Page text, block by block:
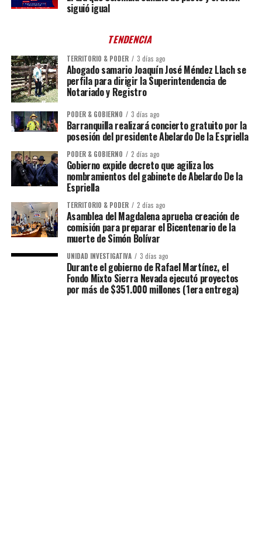
siguió igual
TENDENCIA
TERRITORIO & PODER 3 días ago
Abogado samario Joaquín José Méndez Llach se
perfila para dirigir la Superintendencia de
Notariado y Registro
PODER & GOBIERNO 3 días ago
Barranquilla realizará concierto gratuito por la
posesión del presidente Abelardo De la Espriella
PODER & GOBIERNO 2 días ago
Gobierno expide decreto que agiliza los
nombramientos del gabinete de Abelardo De la
Espriella
TERRITORIO & PODER 2 días ago
Asamblea del Magdalena aprueba creación de
comisión para preparar el Bicentenario de la
muerte de Simón Bolívar
UNIDAD INVESTIGATIVA 3 días ago
Durante el gobierno de Rafael Martínez, el
Fondo Mixto Sierra Nevada ejecutó proyectos
por más de $351.000 millones (1era entrega)